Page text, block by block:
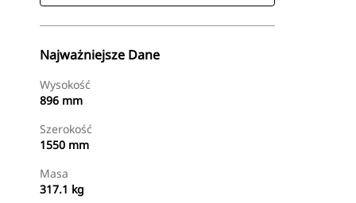
Najważniejsze Dane
Wysokość
896 mm
Szerokość
1550 mm
Masa
317.1 kg